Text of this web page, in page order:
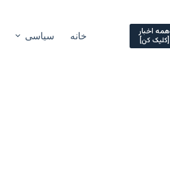
همه اخبار
[کلیک کن] خانه سیاسی